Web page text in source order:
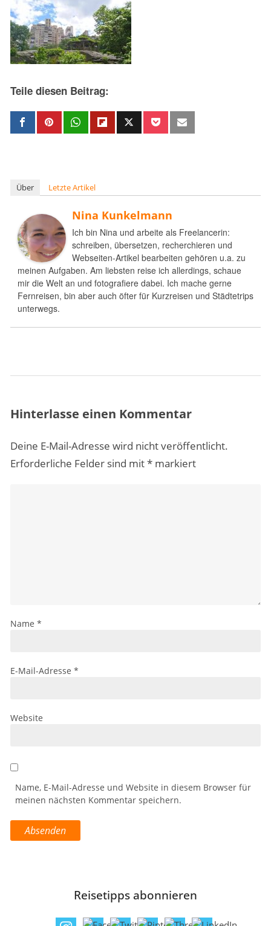
Teile diesen Beitrag:
Über Letzte Artikel
Nina Kunkelmann
Ich bin Nina und arbeite als Freelancerin:
schreiben, übersetzen, recherchieren und
Webseiten-Artikel bearbeiten gehören u.a. zu
meinen Aufgaben. Am liebsten reise ich allerdings, schaue
mir die Welt an und fotografiere dabei. Ich mache gerne
Fernreisen, bin aber auch öfter für Kurzreisen und Städtetrips
unterwegs.
Hinterlasse einen Kommentar
Deine E-Mail-Adresse wird nicht veröffentlicht.
Erforderliche Felder sind mit*markiert
Name *
E-Mail-Adresse *
Website
Name, E-Mail-Adresse und Website in diesem Browser für
meinen nächsten Kommentar speichern.
Reisetipps abonnieren